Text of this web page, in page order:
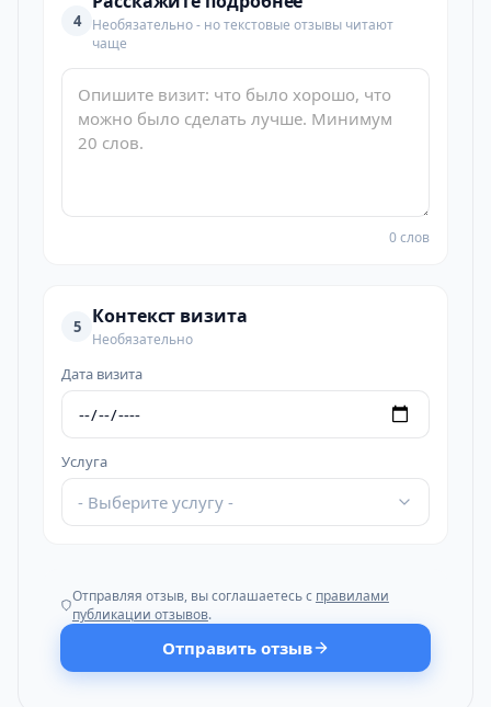
4
Необязательно - но текстовые отзывы читают
чаще
0 слов
5 Контекст визита
Необязательно
Дата визита
Услуга
- Выберите услугу -
Отправляя отзыв, вы соглашаетесь с правилами
публикации отзывов.
Отправить отзыв